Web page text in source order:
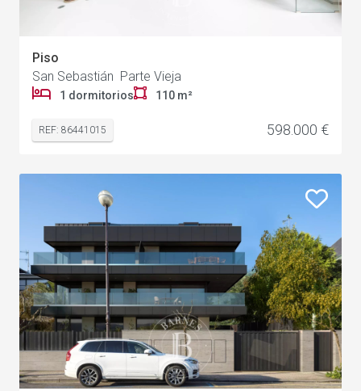
Piso
San Sebastián Parte Vieja
1 dormitorios 110 m²
REF: 86441015 598.000 €